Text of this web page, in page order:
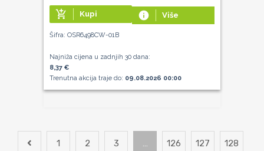
add_shopping_cart Kupi info Više
Šifra: OSR6498CW-01B
Najniža cijena u zadnjih 30 dana:
8,37 €
Trenutna akcija traje do: 09.08.2026 00:00
1 2 3 … 126 127 128